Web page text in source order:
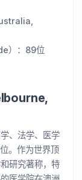
）：89位
、法学、医学
。作为世界顶
研究著称，特